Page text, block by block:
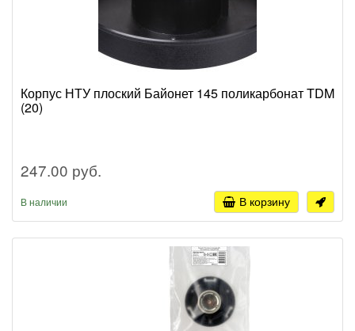
Корпус НТУ плоский Байонет 145 поликарбонат TDM
(20)
247.00 руб.
В наличии В корзину